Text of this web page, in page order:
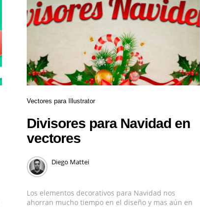
Vectores para Illustrator
Divisores para Navidad en
vectores
Diego Mattei
Los elementos decorativos para Navidad nos
ahorran mucho tiempo en el diseño y mas aún en